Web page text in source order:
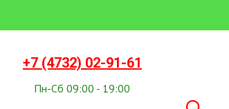
Пн-Сб 09:00 - 19:00
+7 (4732) 02-91-61